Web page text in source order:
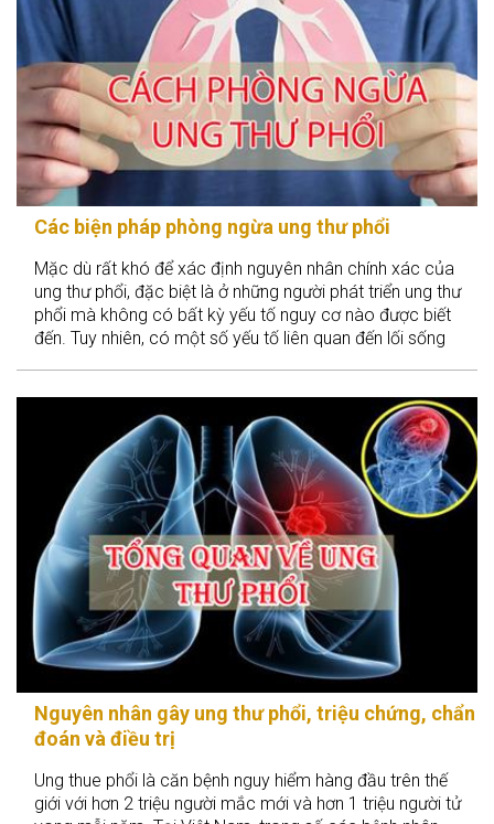
Các biện pháp phòng ngừa ung thư phổi
Mặc dù rất khó để xác định nguyên nhân chính xác của
ung thư phổi, đặc biệt là ở những người phát triển ung thư
phổi mà không có bất kỳ yếu tố nguy cơ nào được biết
đến. Tuy nhiên, có một số yếu tố liên quan đến lối sống
Nguyên nhân gây ung thư phổi, triệu chứng, chẩn
đoán và điều trị
Ung thue phổi là căn bệnh nguy hiểm hàng đầu trên thế
giới với hơn 2 triệu người mắc mới và hơn 1 triệu người tử